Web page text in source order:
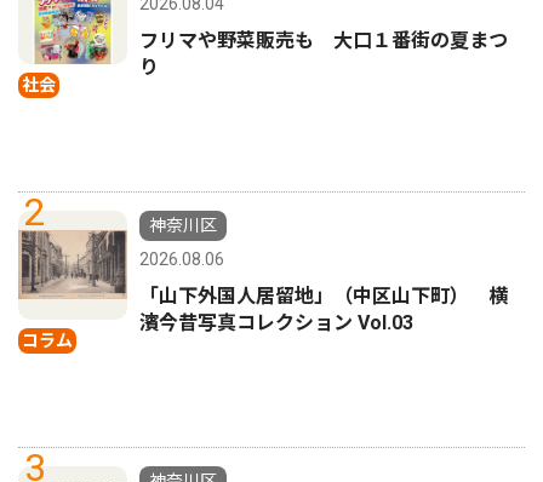
社会
フリマや野菜販売も 大口１番街の夏まつ
り
2
コラム
神奈川区
2026.08.06
「山下外国人居留地」（中区山下町） 横
濱今昔写真コレクション Vol.03
3